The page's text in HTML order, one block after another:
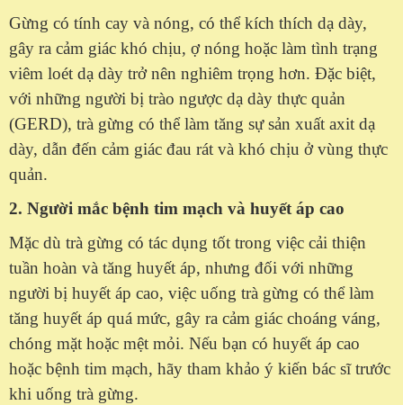
Gừng có tính cay và nóng, có thể kích thích dạ dày,
gây ra cảm giác khó chịu, ợ nóng hoặc làm tình trạng
viêm loét dạ dày trở nên nghiêm trọng hơn. Đặc biệt,
với những người bị trào ngược dạ dày thực quản
(GERD), trà gừng có thể làm tăng sự sản xuất axit dạ
dày, dẫn đến cảm giác đau rát và khó chịu ở vùng thực
quản.
2. Người mắc bệnh tim mạch và huyết áp cao
Mặc dù trà gừng có tác dụng tốt trong việc cải thiện
tuần hoàn và tăng huyết áp, nhưng đối với những
người bị huyết áp cao, việc uống trà gừng có thể làm
tăng huyết áp quá mức, gây ra cảm giác choáng váng,
chóng mặt hoặc mệt mỏi. Nếu bạn có huyết áp cao
hoặc bệnh tim mạch, hãy tham khảo ý kiến bác sĩ trước
khi uống trà gừng.